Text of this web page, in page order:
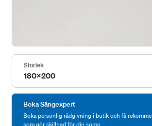
Storlek
180x200
Boka Sängexpert
Boka personlig rådgivning i butik och få